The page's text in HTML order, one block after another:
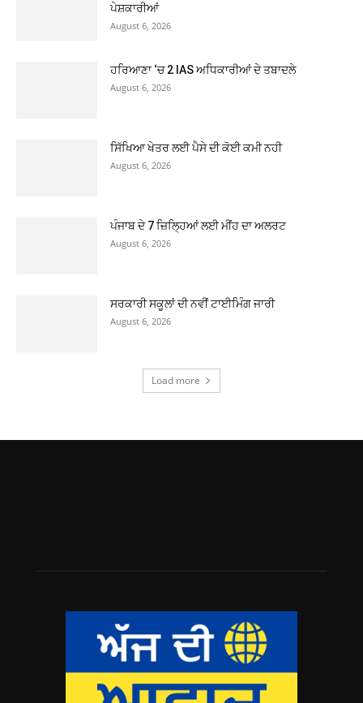
ਪੇਸ਼ਕਾਰੀਆਂ
August 6, 2026
ਹਰਿਆਣਾ ‘ਚ 2 IAS ਅਧਿਕਾਰੀਆਂ ਦੇ ਤਬਾਦਲੇ
August 6, 2026
ਸਿੱਖਿਆ ਖੇਤਰ ਲਈ ਪੈਸੇ ਦੀ ਕੋਈ ਕਮੀ ਨਹੀ
August 6, 2026
ਪੰਜਾਬ ਦੇ 7 ਜ਼ਿਲ੍ਹਿਆਂ ਲਈ ਮੀਂਹ ਦਾ ਅਲਰਟ
August 6, 2026
ਸਰਕਾਰੀ ਸਕੂਲਾਂ ਦੀ ਨਵੀਂ ਟਾਈਮਿੰਗ ਜਾਰੀ
August 6, 2026
Load more